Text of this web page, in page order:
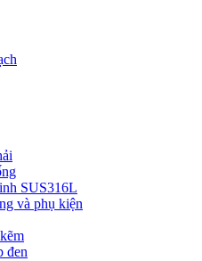
SUS316L
và phụ kiện
đen